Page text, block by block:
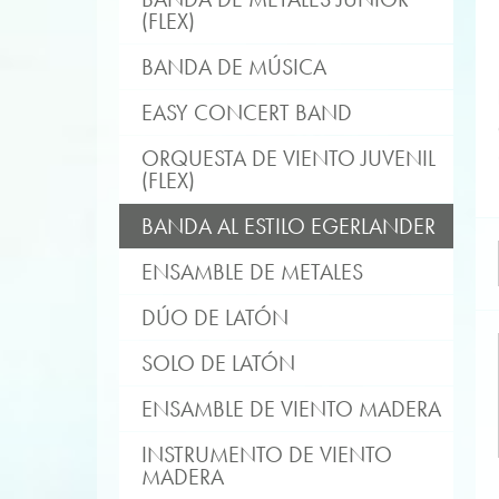
(FLEX)
BANDA DE MÚSICA
EASY CONCERT BAND
ORQUESTA DE VIENTO JUVENIL
(FLEX)
BANDA AL ESTILO EGERLANDER
ENSAMBLE DE METALES
DÚO DE LATÓN
SOLO DE LATÓN
ENSAMBLE DE VIENTO MADERA
INSTRUMENTO DE VIENTO
MADERA